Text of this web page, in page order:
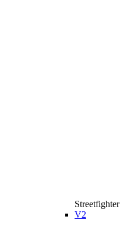
Streetfighter
V2